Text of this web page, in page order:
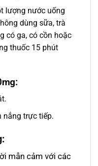
lượng nước uống
dùng sữa, trà
có ga, có cồn hoặc
thuốc 15 phút
nắng trực tiếp.
mẫn cảm với các